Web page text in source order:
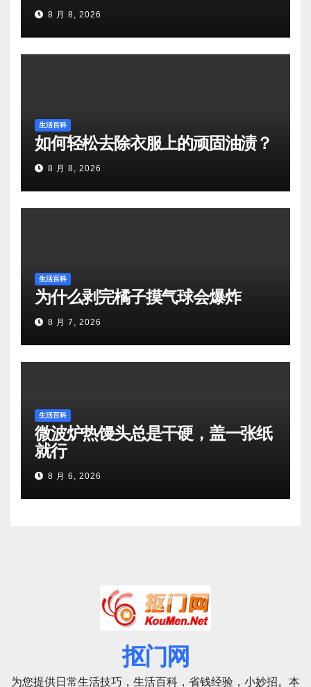
8 月 8, 2026
生活百科
如何轻松去除衣服上的顽固油渍？
8 月 8, 2026
生活百科
为什么剥完橘子摸气球会爆炸
8 月 7, 2026
生活百科
微波炉热馒头总是干硬，盖一张纸
就行
8 月 6, 2026
抠门网
为您提供日常生活技巧，生活百科，省钱经验，小妙招。本